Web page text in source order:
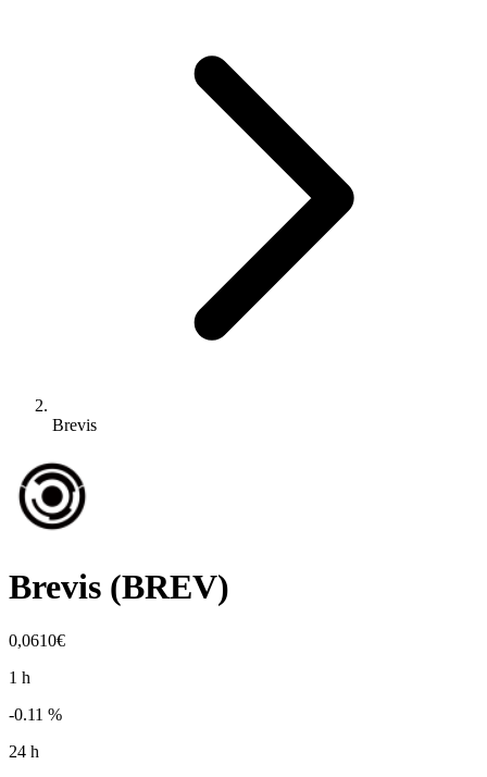
Brevis
Brevis (BREV)
0,0610€
1 h
-0.11 %
24 h